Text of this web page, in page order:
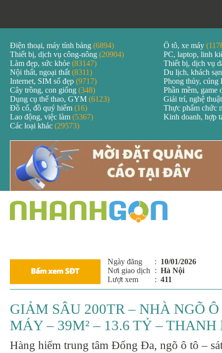
Điện thoại, máy tính bảng (6894) Ô tô, xe máy
Thiết bị, dịch vụ công-nông (20904)
PC, laptop, linh
Làm đẹp, sức khỏe (83147)
Thiết bị, dịch vụ
Nội thất, ngoại thất (8311)
Du lịch, khách
Internet, SIM số đẹp (9717)
Phong thủy, cúng
Cây trồng, con giống (348)
Phần mềm, game
Dụng cụ thể thao, GYM (6123)
Giải trí, nghệ
Đồ cổ, đồ quý hiếm (16)
Thực phẩm chức
Lao động, việc làm (5367)
Kinh doanh, hợp
Các loại khác (29573)
Ngày đăng : 10/01/2026
Nơi giao dịch : Hà Nội
Lượt xem
: 411
GIẢM SÂU 200TR – NHÀ NGÕ
MÁY – 39M² – 13.6 TỶ –
Hàng hiếm trung tâm Đống Đa, ngõ ô tô –